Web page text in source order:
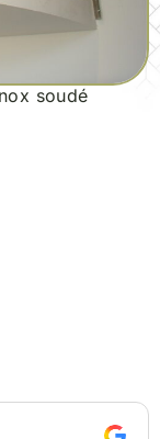
soudé